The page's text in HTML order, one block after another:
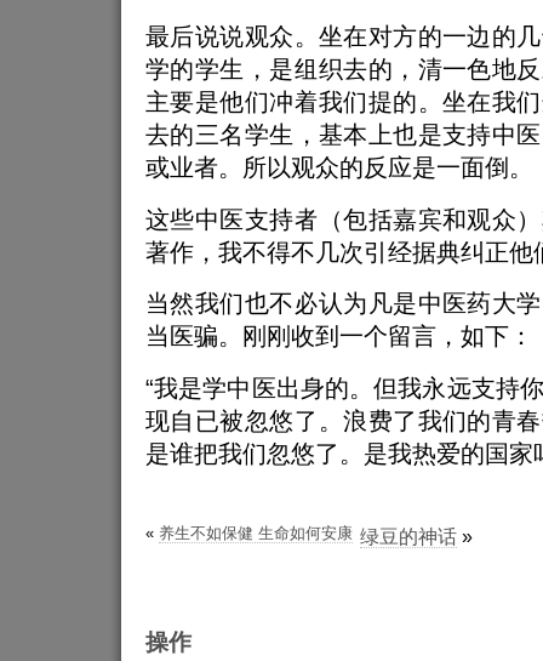
最后说说观众。坐在对方的一边的
学的学生，是组织去的，清一色地
主要是他们冲着我们提的。坐在我
去的三名学生，基本上也是支持中
或业者。所以观众的反应是一面倒。
这些中医支持者（包括嘉宾和观众
著作，我不得不几次引经据典纠正他
当然我们也不必认为凡是中医药大
当医骗。刚刚收到一个留言，如下：
“我是学中医出身的。但我永远支持
现自已被忽悠了。浪费了我们的青
是谁把我们忽悠了。是我热爱的国家
« 养生不如保健 生命如何安康 绿豆的神话 »
操作